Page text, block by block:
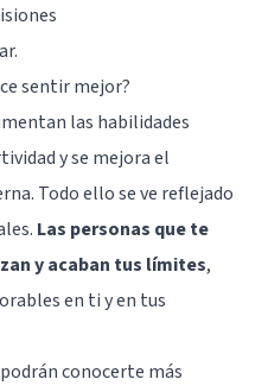
sentir mejor?
las habilidades
y se mejora el
Todo ello se ve reflejado
Las personas que te
y acaban tus límites,
en ti y en tus
conocerte más